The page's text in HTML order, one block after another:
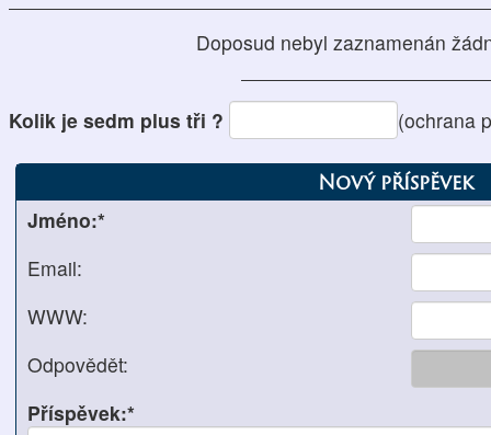
Doposud nebyl zaznamenán
Kolik je sedm plus tři ? (ochrana
Nový příspěvek
Jméno:*
Email:
WWW:
Odpovědět:
Příspěvek:*